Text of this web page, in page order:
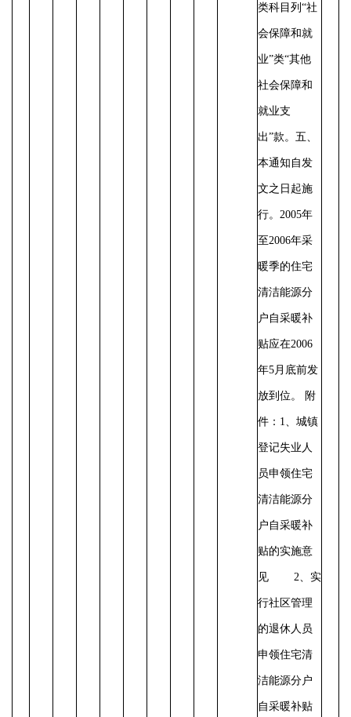
类科目列“社
会保障和就
业”类“其他
社会保障和
就业支
出”款。 五、
本通知自发
文之日起施
行。 2005年
至2006年采
暖季的住宅
清洁能源分
户自采暖补
贴应在2006
年5月底前发
放到位。 附
件： 1、城镇
登记失业人
员申领住宅
清洁能源分
户自采暖补
贴的实施意
见 2、实
行社区管理
的退休人员
申领住宅清
洁能源分户
自采暖补贴